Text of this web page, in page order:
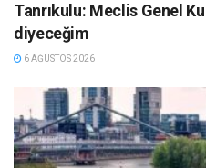
Tanrıkulu: Meclis Genel
diyeceğim
6 AĞUSTOS 2026